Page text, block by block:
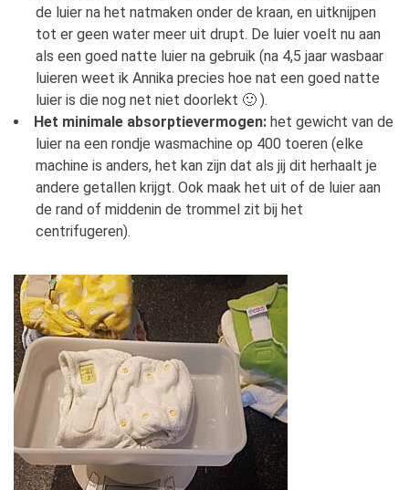
de luier na het natmaken onder de kraan, en uitknijpen
tot er geen water meer uit drupt. De luier voelt nu aan
als een goed natte luier na gebruik (na 4,5 jaar wasbaar
luieren weet ik Annika precies hoe nat een goed natte
luier is die nog net niet doorlekt 🙂 ).
Het minimale absorptievermogen: het gewicht van de
luier na een rondje wasmachine op 400 toeren (elke
machine is anders, het kan zijn dat als jij dit herhaalt je
andere getallen krijgt. Ook maak het uit of de luier aan
de rand of middenin de trommel zit bij het
centrifugeren).